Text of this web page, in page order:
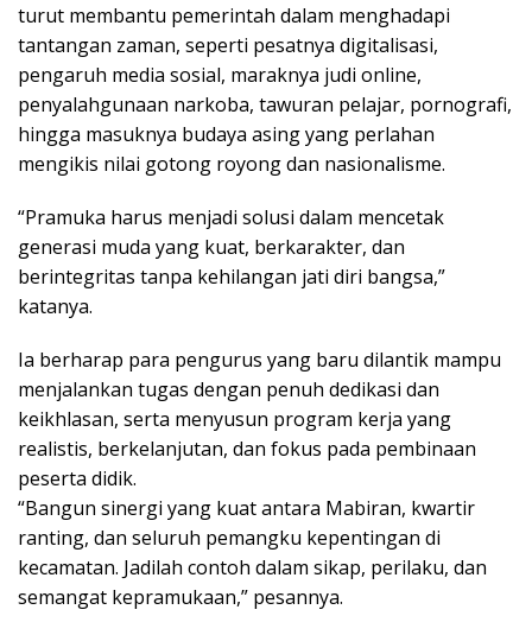
turut membantu pemerintah dalam menghadapi
tantangan zaman, seperti pesatnya digitalisasi,
pengaruh media sosial, maraknya judi online,
penyalahgunaan narkoba, tawuran pelajar, pornografi,
hingga masuknya budaya asing yang perlahan
mengikis nilai gotong royong dan nasionalisme.
“Pramuka harus menjadi solusi dalam mencetak
generasi muda yang kuat, berkarakter, dan
berintegritas tanpa kehilangan jati diri bangsa,”
katanya.
Ia berharap para pengurus yang baru dilantik mampu
menjalankan tugas dengan penuh dedikasi dan
keikhlasan, serta menyusun program kerja yang
realistis, berkelanjutan, dan fokus pada pembinaan
peserta didik.
“Bangun sinergi yang kuat antara Mabiran, kwartir
ranting, dan seluruh pemangku kepentingan di
kecamatan. Jadilah contoh dalam sikap, perilaku, dan
semangat kepramukaan,” pesannya.